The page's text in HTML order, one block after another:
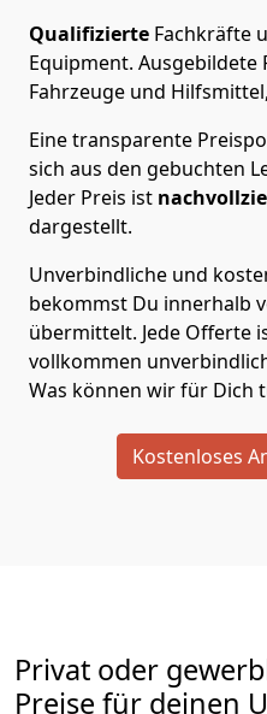
Qualifizierte Fachkräfte
Equipment. Ausgebildete
Fahrzeuge und
Eine transparente
sich aus den gebuchten
Jeder Preis ist
dargestellt.
Unverbindliche und
bekommst Du innerhalb
übermittelt. Jede Offerte
vollkommen
Was können wir für Dich
Kostenloses
Privat oder
Preise für deinen